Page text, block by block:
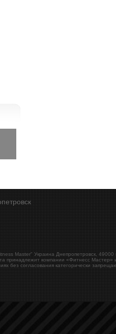
Master" Украина Днепропетровск 49000
принадлежит компании «Фитнесс Мастер»
без согласования категорически